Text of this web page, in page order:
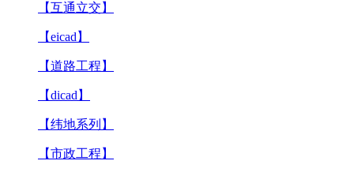
【互通立交】
【eicad】
【道路工程】
【dicad】
【纬地系列】
【市政工程】